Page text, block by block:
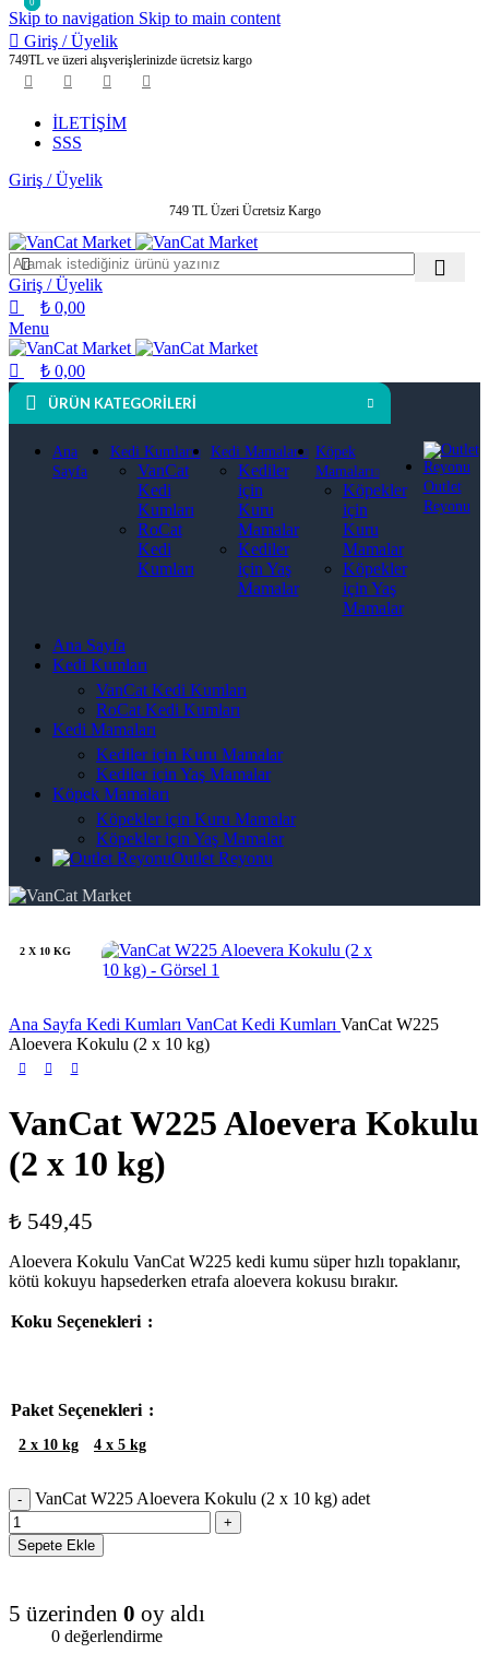
Skip to navigation Skip to main content
Giriş / Üyelik
749TL ve üzeri alışverişlerinizde ücretsiz kargo
İLETİŞİM
SSS
Giriş / Üyelik
749 TL Üzeri Ücretsiz Kargo
Giriş / Üyelik
0
₺ 0,00
Menu
0
₺ 0,00
ÜRÜN KATEGORILERI
Ana
Sayfa
Kedi Kumları
VanCat
Kedi
Kumları
RoCat
Kedi
Kumları
Kedi Mamaları
Kediler
için
Kuru
Mamalar
Kediler
için Yaş
Mamalar
Köpek
Mamaları
Köpekler
için
Kuru
Mamalar
Köpekler
için Yaş
Mamalar
Outlet
Reyonu
Ana Sayfa
Kedi Kumları
VanCat Kedi Kumları
RoCat Kedi Kumları
Kedi Mamaları
Kediler için Kuru Mamalar
Kediler için Yaş Mamalar
Köpek Mamaları
Köpekler için Kuru Mamalar
Köpekler için Yaş Mamalar
Outlet Reyonu
2 X 10 KG
Ana Sayfa Kedi Kumları VanCat Kedi Kumları VanCat W225
Aloevera Kokulu (2 x 10 kg)
VanCat W225 Aloevera Kokulu
(2 x 10 kg)
₺ 549,45
Aloevera Kokulu VanCat W225 kedi kumu süper hızlı topaklanır,
kötü kokuyu hapsederken etrafa aloevera kokusu bırakır.
Koku Seçenekleri
Paket Seçenekleri
2 x 10 kg 4 x 5 kg
VanCat W225 Aloevera Kokulu (2 x 10 kg) adet
Sepete Ekle
5 üzerinden 0 oy aldı
0 değerlendirme
0